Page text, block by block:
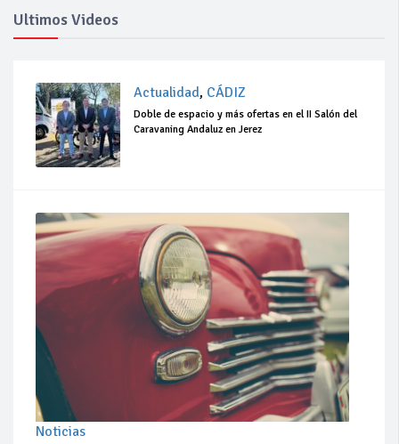
Ultimos Videos
Actualidad, CÁDIZ
Doble de espacio y más ofertas en el II Salón del
Caravaning Andaluz en Jerez
Noticias